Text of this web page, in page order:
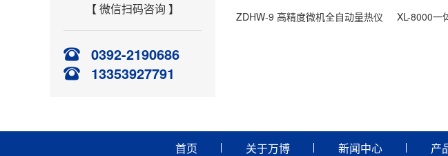
【 微信扫码咨询 】
0392-2190686
13353927791
ZDHW-9 高精度微机全自动量热仪
XL-8000一
首页 关于万博 新闻中心 产